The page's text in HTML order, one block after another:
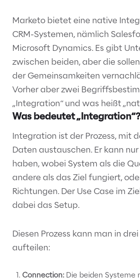
Marketo bietet eine native
CRM-Systemen, nämlich
Microsoft Dynamics. Es gibt
zwischen beiden, aber die
der Gemeinsamkeiten
Vorher aber zwei
„Integration“ und was heißt
Was bedeutet „Integration“?
Integration ist der Prozess, mit
Daten austauschen. Er kann
haben, wobei System als die
andere als das Ziel fungiert,
Richtungen. Der Use Case im
dabei das Setup.
Diesen Prozess kann man in
aufteilen:
Connection: Die beiden Systeme